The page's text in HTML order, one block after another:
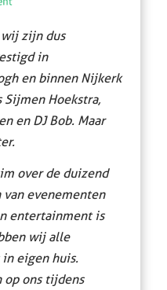
zijn dus
in
en binnen Nijkerk
Hoekstra,
en DJ Bob. Maar
over de duizend
van evenementen
entertainment is
wij alle
eigen huis.
op ons tijdens